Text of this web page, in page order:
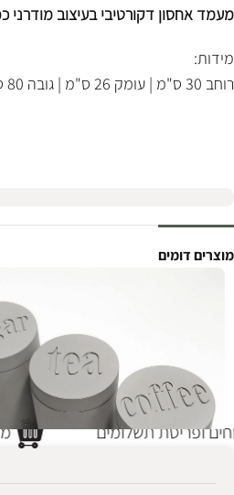
מעמד אחסון דקורטיבי בעיצוב
מידות:
רוחב 30 ס"מ | עומק 26 ס"מ | גובה 80 ס"מ
מוצרים דומים
ופריסת תשלומים